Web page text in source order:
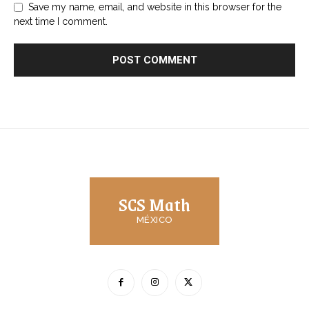
Save my name, email, and website in this browser for the
next time I comment.
SCS Math
MÉXICO